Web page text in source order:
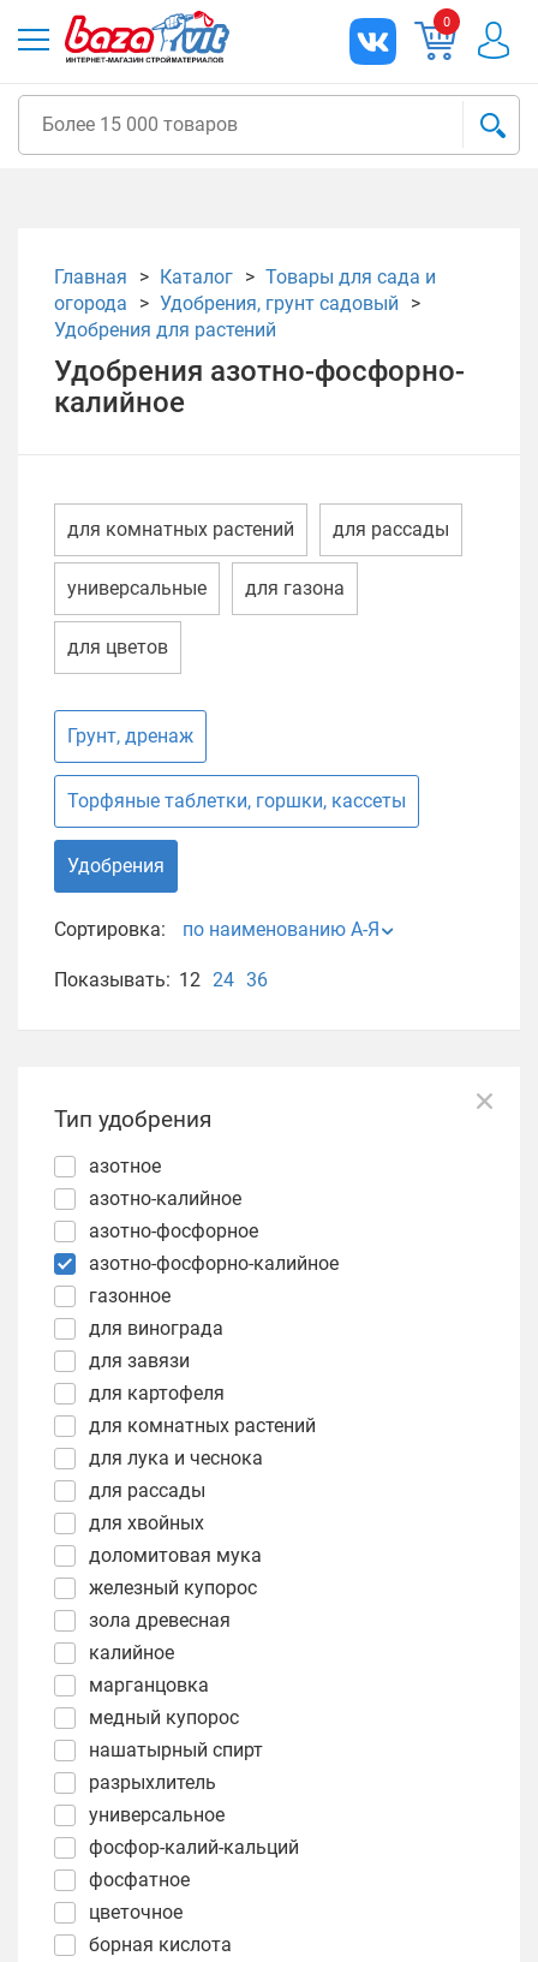
0
Главная Каталог
Товары для сада и
огорода
Удобрения, грунт садовый
Удобрения для растений
Удобрения азотно-фосфорно-
калийное
для комнатных растений для рассады
универсальные для газона
для цветов
Грунт, дренаж
Торфяные таблетки, горшки, кассеты
Удобрения
Сортировка: по наименованию А-Я
Показывать: 12 24 36
Тип удобрения
азотное
азотно-калийное
азотно-фосфорное
азотно-фосфорно-калийное
газонное
для винограда
для завязи
для картофеля
для комнатных растений
для лука и чеснока
для рассады
для хвойных
доломитовая мука
железный купорос
зола древесная
калийное
марганцовка
медный купорос
нашатырный спирт
разрыхлитель
универсальное
фосфор-калий-кальций
фосфатное
цветочное
борная кислота